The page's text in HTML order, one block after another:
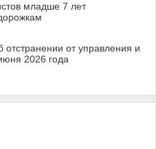
младше 7 лет
от управления и
2026 года